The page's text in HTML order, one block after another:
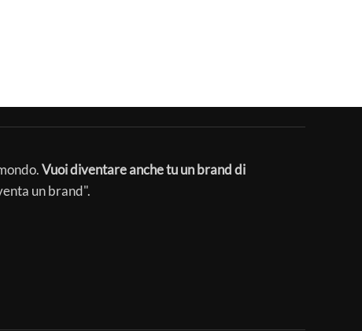
Vuoi diventare anche tu un brand di
un brand".